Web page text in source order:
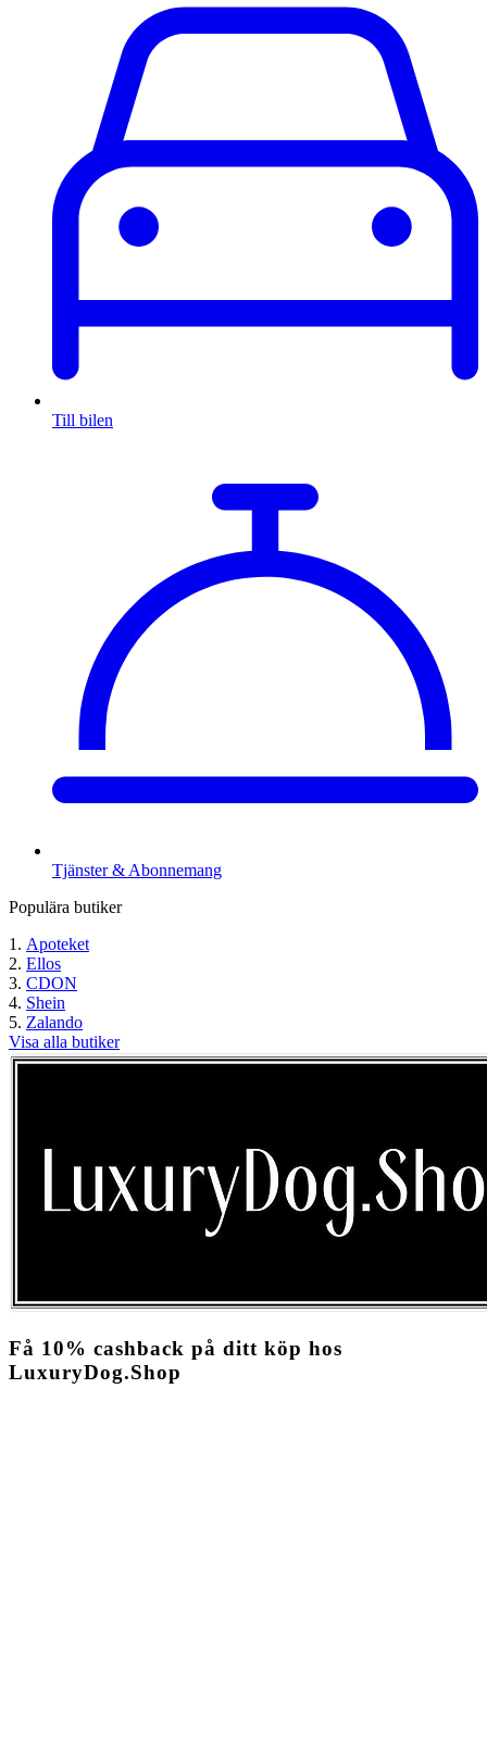
Till bilen
Tjänster & Abonnemang
Populära butiker
Apoteket
Ellos
CDON
Shein
Zalando
Visa alla butiker
Få 10% cashback på ditt köp hos
LuxuryDog.Shop